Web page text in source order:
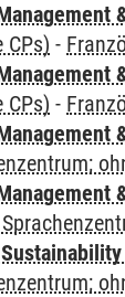
CPs) -
CPs) -